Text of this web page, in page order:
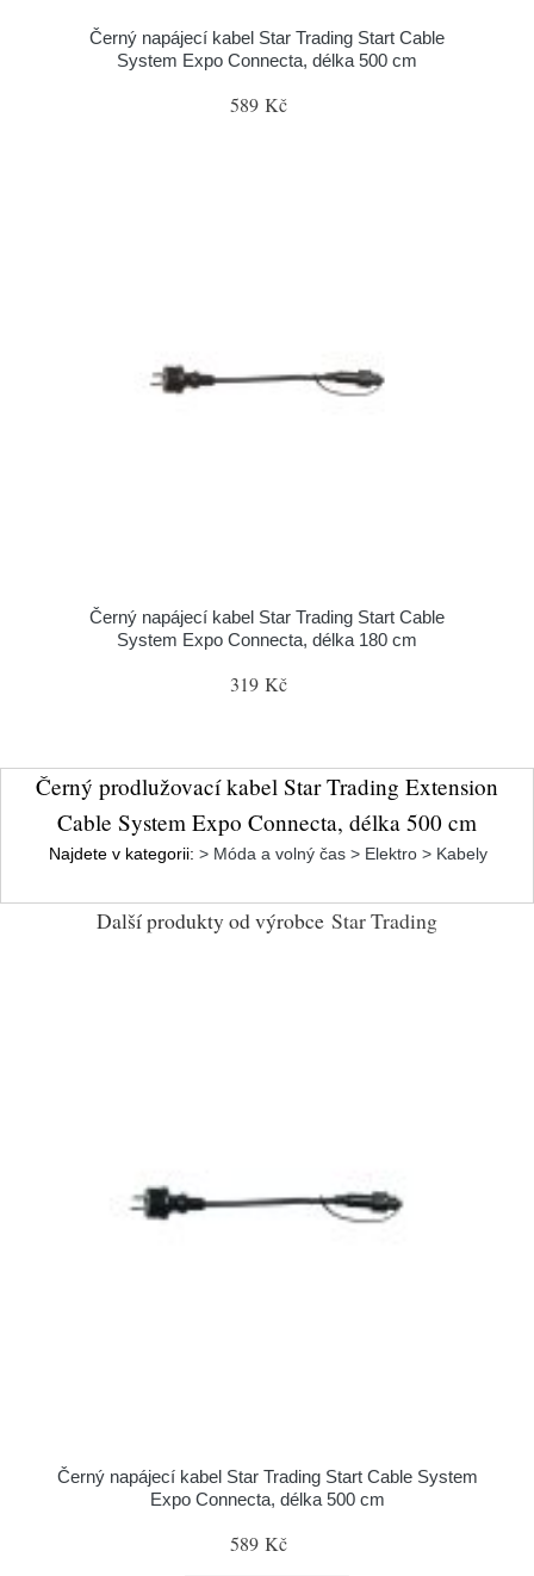
Černý napájecí kabel Star Trading Start Cable
System Expo Connecta, délka 500 cm
589 Kč
Černý napájecí kabel Star Trading Start Cable
System Expo Connecta, délka 180 cm
319 Kč
Černý prodlužovací kabel Star Trading Extension
Cable System Expo Connecta, délka 500 cm
Najdete v kategorii: > Móda a volný čas > Elektro > Kabely
Další produkty od výrobce Star Trading
Černý napájecí kabel Star Trading Start Cable System
Expo Connecta, délka 500 cm
589 Kč